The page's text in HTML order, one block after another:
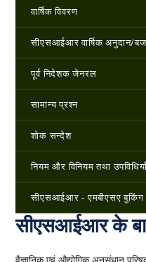
वार्षिक विवरण
सीएसआईआर वार्षिक अनुदान/
पूर्व निदेशक जेनरल
सामान्य प्रश्न
शोक सन्देश
नियम और विनियम तथा
सीएसआईआर - एमबीएसए बुकिंग
सीएसआईआर के